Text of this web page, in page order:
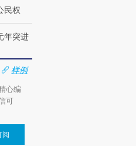
民权
年突进
样例
心编
可
阅